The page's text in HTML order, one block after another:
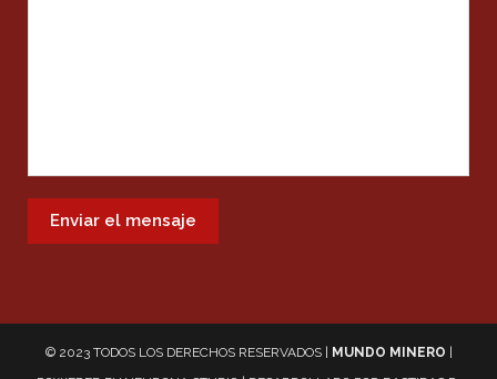
© 2023 TODOS LOS DERECHOS RESERVADOS | MUNDO MINERO